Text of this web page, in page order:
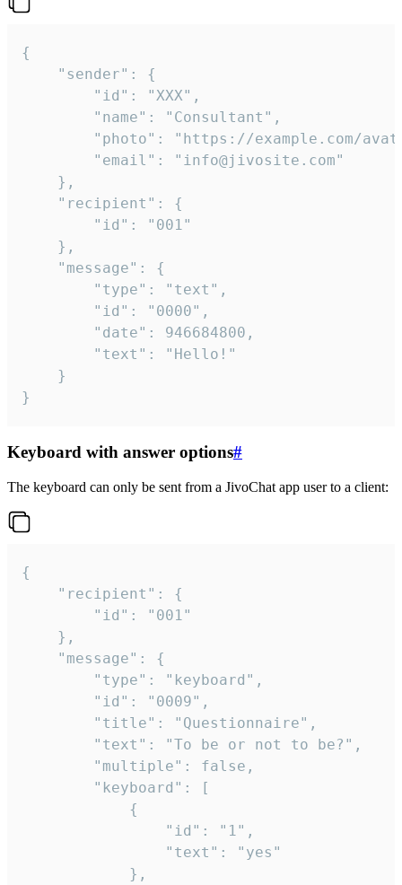
{
}
Keyboard with answer options#
The keyboard can only be sent from a JivoChat app user to a client:
{